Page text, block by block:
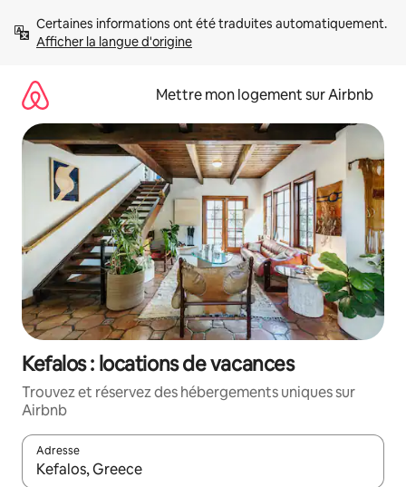
directement
Afficher la langue d'origine
Mettre mon logement sur Airbnb
Kefalos : locations de vacances
Trouvez et réservez des hébergements uniques sur
Airbnb
Adresse
Lorsque les résultats s'affichent, utilisez les flèches vers le